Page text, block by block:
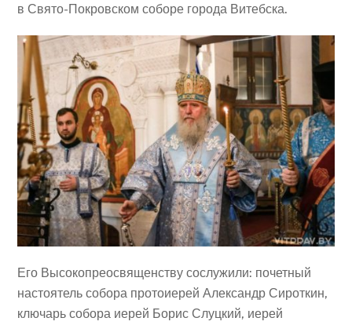
в Свято-Покровском соборе города Витебска.
Его Высокопреосвященству сослужили: почетный
настоятель собора протоиерей Александр Сироткин,
ключарь собора иерей Борис Слуцкий, иерей